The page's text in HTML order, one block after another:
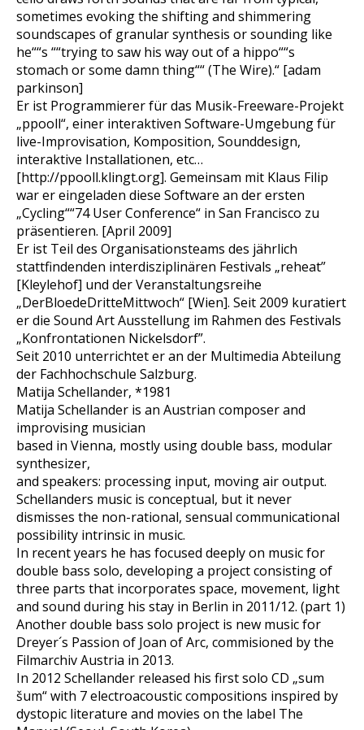
sometimes evoking the shifting and shimmering
soundscapes of granular synthesis or sounding like
he““s ““trying to saw his way out of a hippo““s
stomach or some damn thing““ (The Wire).“ [adam
parkinson]
Er ist Programmierer für das Musik-Freeware-Projekt
„ppooll“, einer interaktiven Software-Umgebung für
live-Improvisation, Komposition, Sounddesign,
interaktive Installationen, etc…
[http://ppooll.klingt.org]. Gemeinsam mit Klaus Filip
war er eingeladen diese Software an der ersten
„Cycling““74 User Conference“ in San Francisco zu
präsentieren. [April 2009]
Er ist Teil des Organisationsteams des jährlich
stattfindenden interdisziplinären Festivals „reheat”
[Kleylehof] und der Veranstaltungsreihe
„DerBloedeDritteMittwoch“ [Wien]. Seit 2009 kuratiert
er die Sound Art Ausstellung im Rahmen des Festivals
„Konfrontationen Nickelsdorf”.
Seit 2010 unterrichtet er an der Multimedia Abteilung
der Fachhochschule Salzburg.
Matija Schellander, *1981
Matija Schellander is an Austrian composer and
improvising musician
based in Vienna, mostly using double bass, modular
synthesizer,
and speakers: processing input, moving air output.
Schellanders music is conceptual, but it never
dismisses the non-rational, sensual communicational
possibility intrinsic in music.
In recent years he has focused deeply on music for
double bass solo, developing a project consisting of
three parts that incorporates space, movement, light
and sound during his stay in Berlin in 2011/12. (part 1)
Another double bass solo project is new music for
Dreyer´s Passion of Joan of Arc, commisioned by the
Filmarchiv Austria in 2013.
In 2012 Schellander released his first solo CD „sum
šum“ with 7 electroacoustic compositions inspired by
dystopic literature and movies on the label The